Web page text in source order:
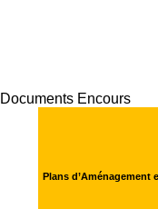
Date
Documents Encours
Plans d’Aménagement